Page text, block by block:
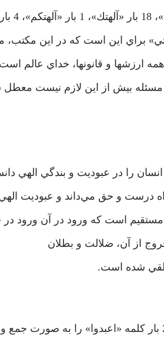
ارزشها و قانونها، خداي عالم
مسئله بيش از اين لازم نيست معطل
را در عبوديت و بندگي الهي
راه درست و حق مي‌داند و عبوديت
است كه ورود در آن ورود در
از آن، ضلالت و بطلان
شده است.